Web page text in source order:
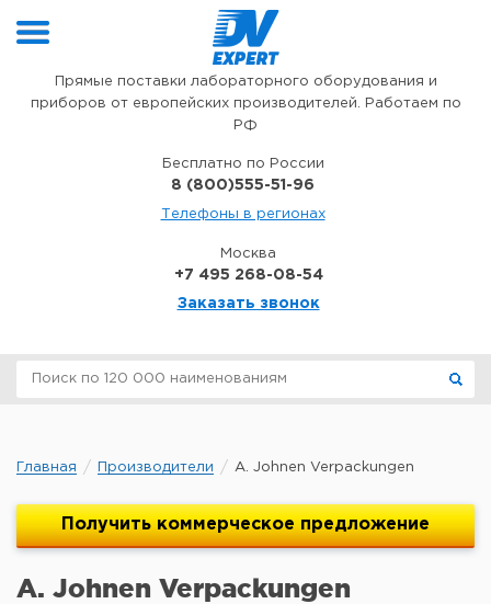
Прямые поставки лабораторного оборудования и
приборов от европейских производителей. Работаем по
РФ
Бесплатно по России
8 (800)555-51-96
Телефоны в регионах
Москва
+7 495 268-08-54
Заказать звонок
Главная Производители A. Johnen Verpackungen
Получить коммерческое предложение
A. Johnen Verpackungen